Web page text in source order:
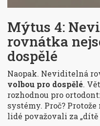
Mýtus 4:
rovnátka
dospělé
Naopak. Neviditelná
volbou pro dospělé.
rozhodnou pro
systémy. Proč?
lidé považovali za „dítě